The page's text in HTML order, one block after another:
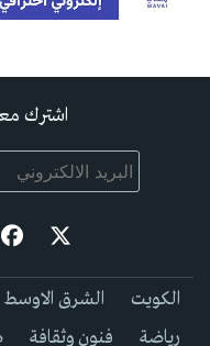
اشترك
الكويت الشرق الاوسط
رياضة
فنون وثقافة